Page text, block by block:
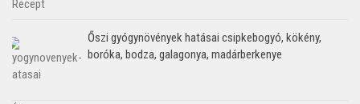
Őszi gyógynövények hatásai csipkebogyó, kökény,
boróka, bodza, galagonya, madárberkenye